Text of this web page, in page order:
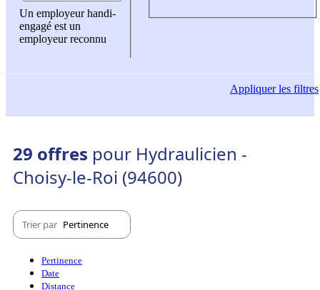
Un employeur handi-
engagé est un
employeur reconnu
Appliquerles filtres
29 offres pour Hydraulicien -
Choisy-le-Roi (94600)
Trier par Pertinence
Pertinence
Date
Distance